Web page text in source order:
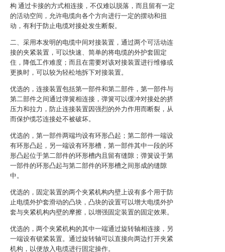
构 通过卡接的方式相连接，不仅难以脱落，而且留有一定
的活动空间，允许电缆向各个方向进行一定的摆动和扭
动，有利于防止电缆对接处发生断裂。
二、采用本发明的电缆中间对接装置，通过两个可活动连
接的夹紧装置，可以快速、简单的将电缆的外护套固定
住，降低工作难度；而且在需要对该对接装置进行维修或
更换时，可以较为轻松地拆下对接装置。
优选的，连接装置包括第一部件和第二部件，第一部件与
第二部件之间通过弹簧相连接，弹簧可以缓冲对接处的挤
压力和拉力，防止连接装置因强烈的外力作用而断裂，从
而保护缆芯连接处不被破坏。
优选的，第一部件两端均设有环形凸起；第二部件一端设
有环形凸起，另一端设有环形槽，第一部件其中一段的环
形凸起位于第二部件的环形槽内且留有缝隙；弹簧设于第
一部件的环形凸起与第二部件的环形槽之间形成的缝隙
中。
优选的，固定装置的两个夹紧机构内壁上设有多个用于防
止电缆外护套滑动的凸块，凸块的设置可以增大电缆外护
套与夹紧机构内壁的摩擦，以增强固定装置的固定效果。
优选的，两个夹紧机构的其中一端通过旋转轴相连接，另
一端设有锁紧装置。通过旋转轴可以直接向两边打开夹紧
机构，以便放入电缆进行固定操作。